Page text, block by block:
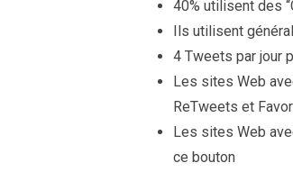
40% utilisent des
Ils utilisent
4 Tweets par jour
Les sites Web
ReTweets et
Les sites Web
ce bouton